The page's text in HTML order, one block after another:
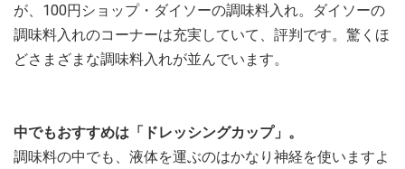
が、100円ショップ・ダイソーの調味料入れ。ダイソーの
調味料入れのコーナーは充実していて、評判です。驚くほ
どさまざまな調味料入れが並んでいます。
中でもおすすめは「ドレッシングカップ」。
調味料の中でも、液体を運ぶのはかなり神経を使いますよ